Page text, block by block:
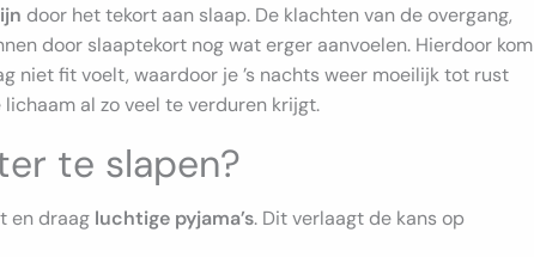
door het tekort aan slaap. De klachten van de overgang,
door slaaptekort nog wat erger aanvoelen. Hierdoor kom
niet fit voelt, waardoor je ’s nachts weer moeilijk tot rust
lichaam al zo veel te verduren krijgt.
te slapen?
en draag luchtige pyjama’s. Dit verlaagt de kans op